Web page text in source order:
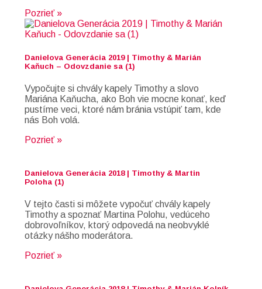
Pozrieť »
Danielova Generácia 2019 | Timothy & Marián
Kaňuch – Odovzdanie sa (1)
Vypočujte si chvály kapely Timothy a slovo
Mariána Kaňucha, ako Boh vie mocne konať, keď
pustíme veci, ktoré nám bránia vstúpiť tam, kde
nás Boh volá.
Pozrieť »
Danielova Generácia 2018 | Timothy & Martin
Poloha (1)
V tejto časti si môžete vypočuť chvály kapely
Timothy a spoznať Martina Polohu, vedúceho
dobrovoľníkov, ktorý odpovedá na neobvyklé
otázky nášho moderátora.
Pozrieť »